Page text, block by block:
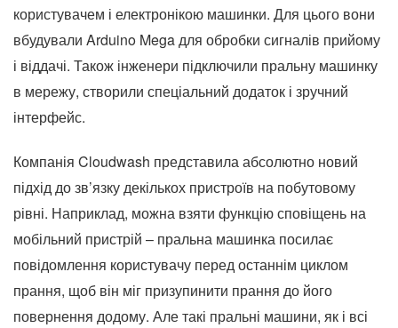
користувачем і електронікою машинки. Для цього вони
вбудували Arduino Mega для обробки сигналів прийому
і віддачі. Також інженери підключили пральну машинку
в мережу, створили спеціальний додаток і зручний
інтерфейс.
Компанія Cloudwash представила абсолютно новий
підхід до зв’язку декількох пристроїв на побутовому
рівні. Наприклад, можна взяти функцію сповіщень на
мобільний пристрій – пральна машинка посилає
повідомлення користувачу перед останнім циклом
прання, щоб він міг призупинити прання до його
повернення додому. Але такі пральні машини, як і всі